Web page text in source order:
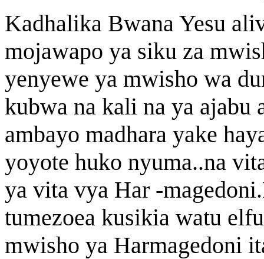
Kadhalika Bwana Yesu
mojawapo ya siku za
yenyewe ya mwisho wa
kubwa na kali na ya ajabu
ambayo madhara yake
yoyote huko nyuma..na
ya vita vya Har -
tumezoea kusikia watu
mwisho ya Harmagedoni